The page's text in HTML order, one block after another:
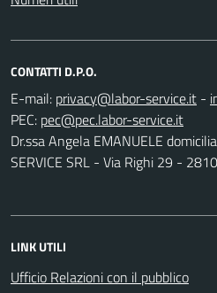
CONTATTI D.P.O.
E-mail:
-
PEC:
Dr.ssa Angela EMANUELE
SERVICE SRL - Via Righi 29 -
LINK UTILI
Ufficio Relazioni con il pubblico